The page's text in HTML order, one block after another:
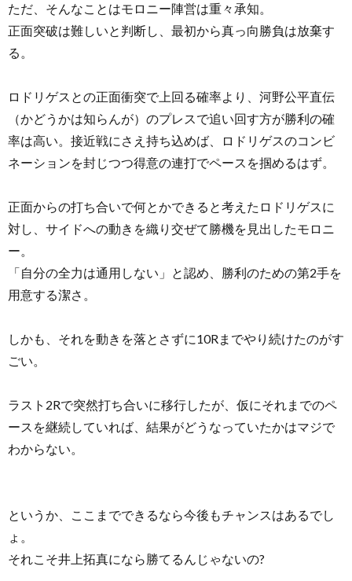
ただ、そんなことはモロニー陣営は重々承知。
正面突破は難しいと判断し、最初から真っ向勝負は放棄す
る。
ロドリゲスとの正面衝突で上回る確率より、河野公平直伝
（かどうかは知らんが）のプレスで追い回す方が勝利の確
率は高い。接近戦にさえ持ち込めば、ロドリゲスのコンビ
ネーションを封じつつ得意の連打でペースを掴めるはず。
正面からの打ち合いで何とかできると考えたロドリゲスに
対し、サイドへの動きを織り交ぜて勝機を見出したモロニ
ー。
「自分の全力は通用しない」と認め、勝利のための第2手を
用意する潔さ。
しかも、それを動きを落とさずに10Rまでやり続けたのがす
ごい。
ラスト2Rで突然打ち合いに移行したが、仮にそれまでのペ
ースを継続していれば、結果がどうなっていたかはマジで
わからない。
というか、ここまでできるなら今後もチャンスはあるでし
ょ。
それこそ井上拓真になら勝てるんじゃないの?